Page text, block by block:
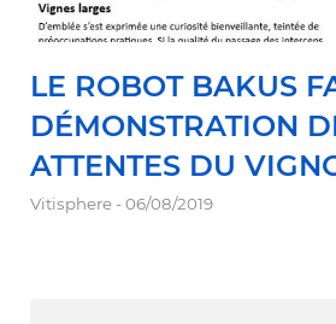
LE ROBOT BAKUS
DÉMONSTRATION
ATTENTES DU
Vitisphere - 06/08/2019